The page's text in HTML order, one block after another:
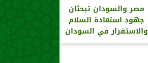
مصر والسودان تبحثان
جهود استعادة السلام
والاستقرار في السودان